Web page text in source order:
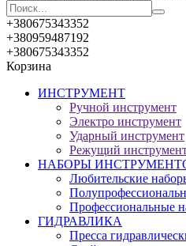
+380675343352
+380959487192
+380675343352
Корзина
ИНСТРУМЕНТ
Ручной инструмент
Электро инструмент
Ударный инструмент
Режущий
НАБОРЫ
Любительские
Профессиональные
ГИДРАВЛИКА
Пресса